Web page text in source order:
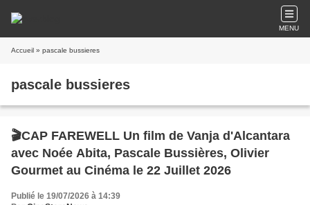
MENU
Accueil » pascale bussieres
pascale bussieres
🎬CAP FAREWELL Un film de Vanja d'Alcantara
avec Noée Abita, Pascale Bussières, Olivier
Gourmet au Cinéma le 22 Juillet 2026
Publié le 19/07/2026 à 14:39